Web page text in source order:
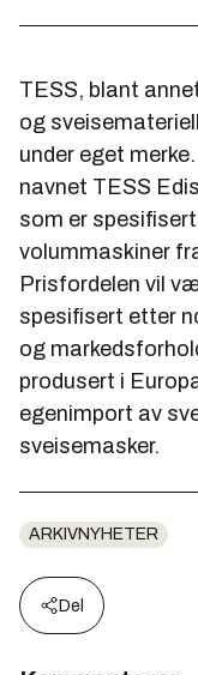
TESS, blant
og
under eget
navnet TESS
som er
volummaskiner
Prisfordelen vil
spesifisert etter
og
produsert i
egenimport av
sveisemasker.
ARKIVNYHETER
Del